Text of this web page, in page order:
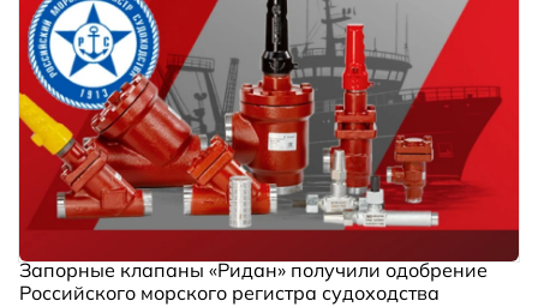
Запорные клапаны «Ридан» получили одобрение
Российского морского регистра судоходства